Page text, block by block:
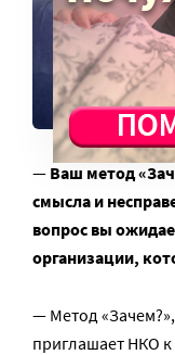
— Ваш метод
смысла и
вопрос вы
организации,
— Метод
приглашает НКО к